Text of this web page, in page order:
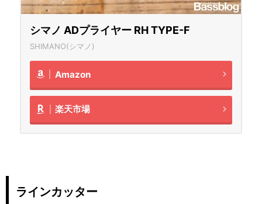
シマノ ADプライヤー RH TYPE-F
SHIMANO(シマノ)
Amazon
楽天市場
ラインカッター